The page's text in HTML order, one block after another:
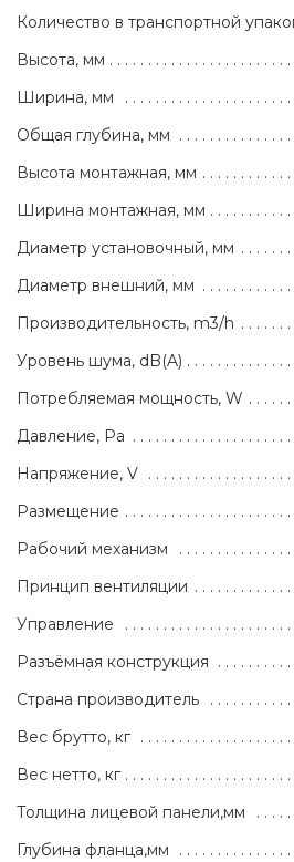
Количество в транспортной
Высота, мм
Ширина, мм
Общая глубина, мм
Высота монтажная, мм
Ширина монтажная, мм
Диаметр установочный, мм
Диаметр внешний, мм
Производительность, m3/h
Уровень шума, dB(A)
Потребляемая мощность, W
Давление, Pa
Напряжение, V
Размещение
Рабочий механизм
Принцип вентиляции
Управление
Разъёмная конструкция
Страна производитель
Вес брутто, кг
Вес нетто, кг
Толщина лицевой панели,мм
Глубина фланца,мм